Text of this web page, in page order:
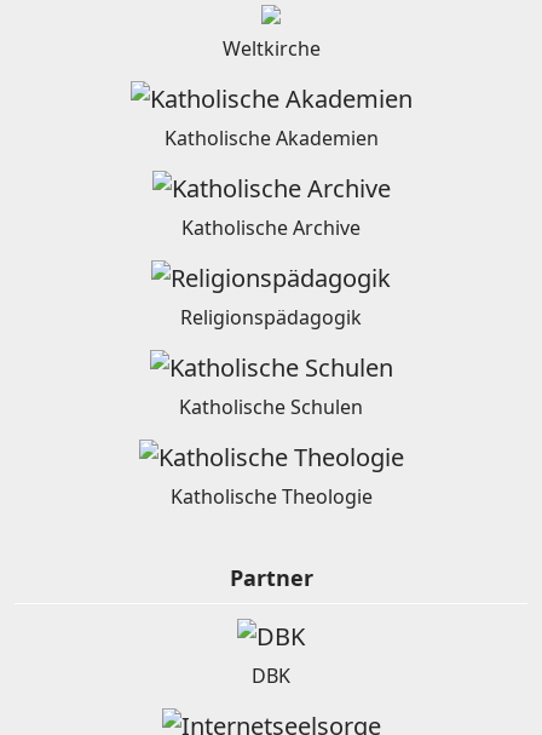
Weltkirche
Katholische Akademien
Katholische Archive
Religionspädagogik
Katholische Schulen
Katholische Theologie
Partner
DBK